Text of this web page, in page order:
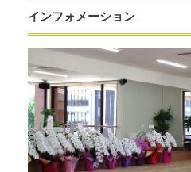
インフォメーション